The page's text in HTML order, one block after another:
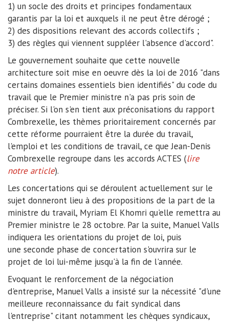
1) un socle des droits et principes fondamentaux
garantis par la loi et auxquels il ne peut être dérogé ;
2) des dispositions relevant des accords collectifs ;
3) des règles qui viennent suppléer l'absence d'accord".
Le gouvernement souhaite que cette nouvelle
architecture soit mise en oeuvre dès la loi de 2016 "dans
certains domaines essentiels bien identifiés" du code du
travail que le Premier ministre n'a pas pris soin de
préciser. Si l'on s'en tient aux préconisations du rapport
Combrexelle, les thèmes prioritairement concernés par
cette réforme pourraient être la durée du travail,
l'emploi et les conditions de travail, ce que Jean-Denis
Combrexelle regroupe dans les accords ACTES (lire
notre article).
Les concertations qui se déroulent actuellement sur le
sujet donneront lieu à des propositions de la part de la
ministre du travail, Myriam El Khomri qu'elle remettra au
Premier ministre le 28 octobre. Par la suite, Manuel Valls
indiquera les orientations du projet de loi, puis
une seconde phase de concertation s'ouvrira sur le
projet de loi lui-même jusqu'à la fin de l'année.
Evoquant le renforcement de la négociation
d'entreprise, Manuel Valls a insisté sur la nécessité "d'une
meilleure reconnaissance du fait syndical dans
l'entreprise" citant notamment les chèques syndicaux,